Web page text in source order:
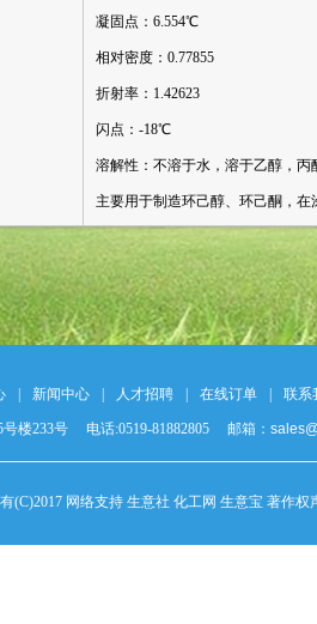
凝固点：6.554℃
相对密度：0.77855
折射率：1.42623
闪点：-18℃
溶解性：不溶于水，溶于乙醇，丙
主要用于制造环己醇、环己酮，
新闻中心 人才招聘 在线订单 联系
号楼233号 电话:0519-81882805 邮箱：
(C)2017 网络支持 生意社 化工网 生意宝 著作权